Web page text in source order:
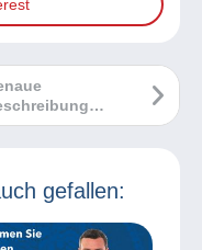
gefallen: